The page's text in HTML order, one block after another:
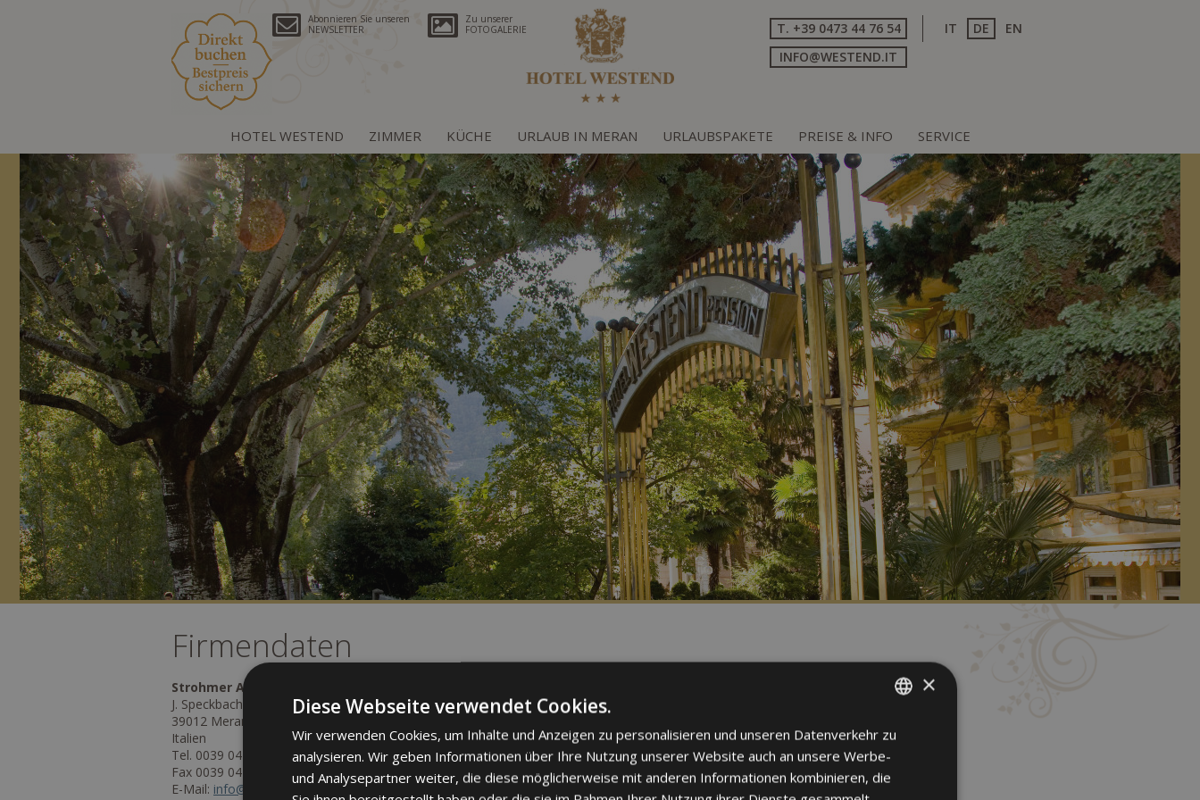
Abonnieren Sie unseren
NEWSLETTER
Zu unserer
FOTOGALERIE
IT DE EN
T. +39 0473 44 76 54
INFO@WESTEND.IT
HOTEL WESTEND ZIMMER KÜCHE URLAUB IN MERAN URLAUBSPAKETE PREISE & INFO SERVICE
Firmendaten
Strohmer Alexander KG
J. Speckbacherstraße 9
39012 Meran (BZ)
Italien
Tel. 0039 0473 447 654
Fax 0039 0473 222 726
E-Mail: info@westend.it
ITALIAN
GERMAN
ENGLISH
×
Diese Webseite verwendet Cookies.
Wir verwenden Cookies, um Inhalte und Anzeigen zu personalisieren und unseren Datenverkehr zu
analysieren. Wir geben Informationen über Ihre Nutzung unserer Website auch an unsere Werbe-
und Analysepartner weiter, die diese möglicherweise mit anderen Informationen kombinieren, die